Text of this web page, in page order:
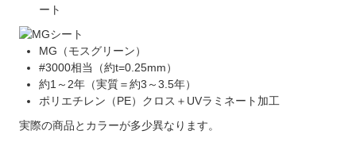
ート
MG（モスグリーン）
#3000相当（約t=0.25mm）
約1～2年（実質＝約3～3.5年）
ポリエチレン（PE）クロス＋UVラミネート加工
実際の商品とカラーが多少異なります。